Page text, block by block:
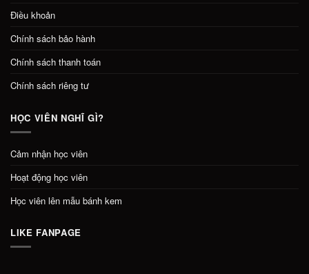
Điều khoản
Chính sách bảo hành
Chính sách thanh toán
Chính sách riêng tư
HỌC VIÊN NGHĨ GÌ?
Cảm nhận học viên
Hoạt động học viên
Học viên lên mẫu bánh kem
LIKE FANPAGE